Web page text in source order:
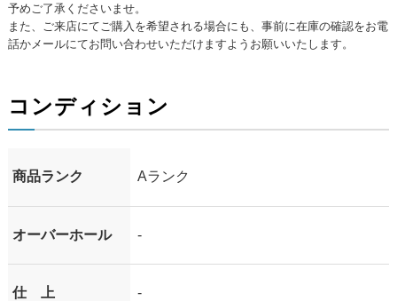
予めご了承くださいませ。
また、ご来店にてご購入を希望される場合にも、事前に在庫の確認をお電
話かメールにてお問い合わせいただけますようお願いいたします。
コンディション
商品ランク Aランク
オーバーホール -
仕 上 -